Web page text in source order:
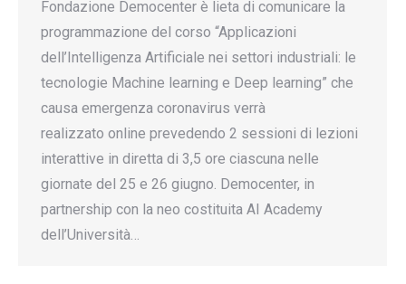
Fondazione Democenter è lieta di comunicare la
programmazione del corso “Applicazioni
dell’Intelligenza Artificiale nei settori industriali: le
tecnologie Machine learning e Deep learning” che
causa emergenza coronavirus verrà
realizzato online prevedendo 2 sessioni di lezioni
interattive in diretta di 3,5 ore ciascuna nelle
giornate del 25 e 26 giugno. Democenter, in
partnership con la neo costituita AI Academy
dell’Università…